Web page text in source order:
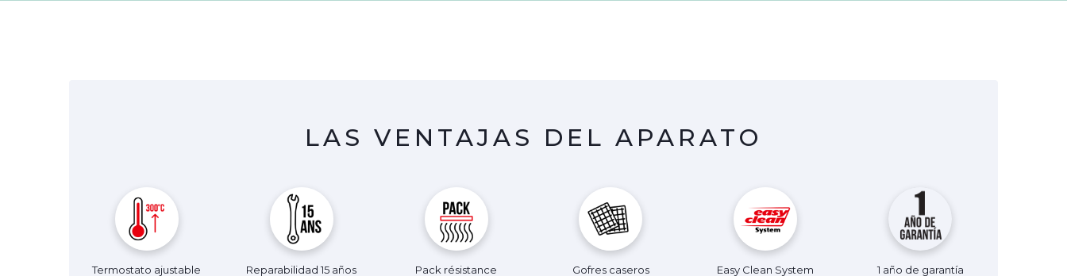
LAS VENTAJAS DEL APARATO
Termostato ajustable
Reparabilidad 15 años Pack résistance Gofres caseros Easy Clean System 1 año de garantía